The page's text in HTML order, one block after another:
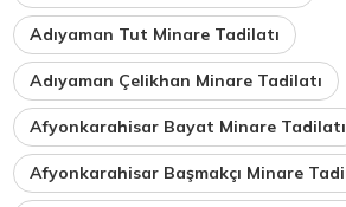
Adıyaman Tut Minare Tadilatı
Adıyaman Çelikhan Minare Tadilatı
Afyonkarahisar Bayat Minare Tadilatı
Afyonkarahisar Başmakçı Minare